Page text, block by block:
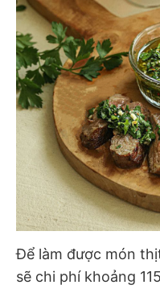
Để làm được món
sẽ chi phí khoảng